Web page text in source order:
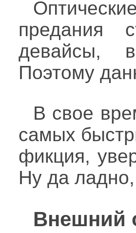
предания
девайсы,
Поэтому
В свое
самых
фикция,
Ну да
Внешний